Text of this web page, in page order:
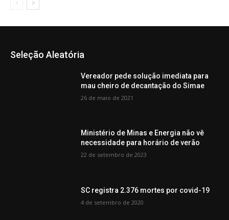
Seleção Aleatória
Vereador pede solução imediata para
mau cheiro de decantação do Simae
26 de maio de 2021
Ministério de Minas e Energia não vê
necessidade para horário de verão
22 de setembro de 2023
SC registra 2.376 mortes por covid-19
4 de setembro de 2020